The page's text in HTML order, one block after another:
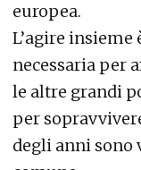
europea.
L’agire
necessaria per
le altre grandi
per
degli anni sono